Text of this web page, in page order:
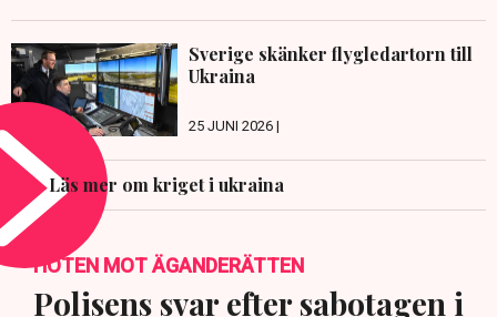
Sverige skänker flygledartorn till
Ukraina
25 JUNI 2026 |
Läs mer om kriget i ukraina
HOTEN MOT ÄGANDERÄTTEN
Polisens svar efter sabotagen i